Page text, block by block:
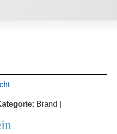
Brand |